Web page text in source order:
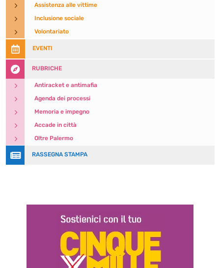
5 Assistenza alle vittime
5 Inclusione sociale
5 Volontariato
 EVENTI
 RUBRICHE
5 Antiracket e antimafia
5 Agenda dei processi
5 Memoria e impegno
5 Accade in città
5 Oltre Palermo
 RASSEGNA STAMPA